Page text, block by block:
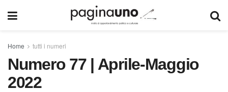
Home tutti i numeri
Numero 77 | Aprile-Maggio
2022